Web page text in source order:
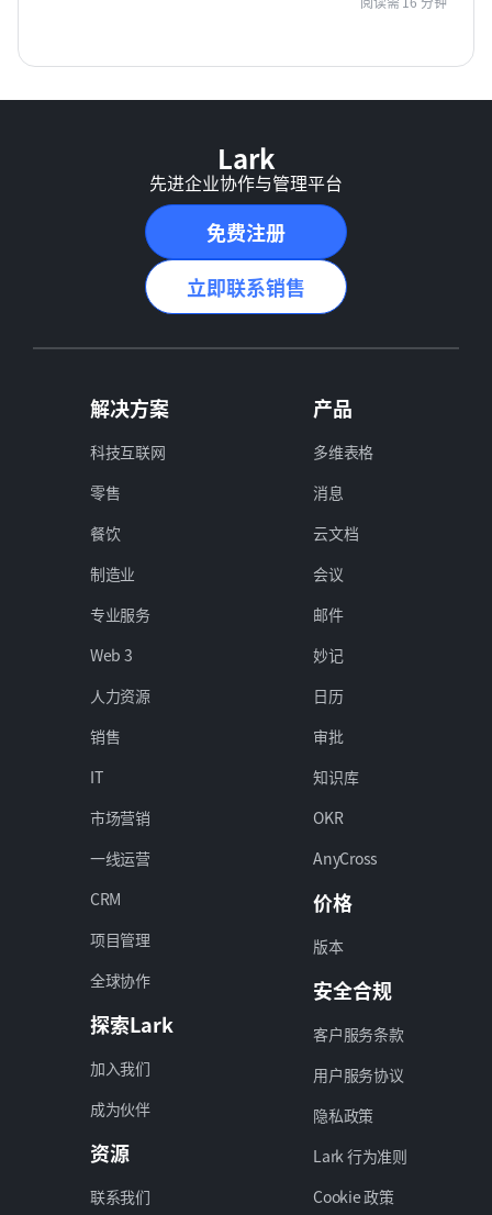
Lark
先进企业协作与管理平台
免费注册
立即联系销售
解决方案
科技互联网
零售
餐饮
制造业
专业服务
Web 3
人力资源
销售
IT
市场营销
一线运营
CRM
项目管理
全球协作
探索Lark
加入我们
成为伙伴
资源
联系我们
产品
多维表格
消息
云文档
会议
邮件
妙记
日历
审批
知识库
OKR
AnyCross
价格
版本
安全合规
客户服务条款
用户服务协议
隐私政策
Lark 行为准则
Cookie 政策